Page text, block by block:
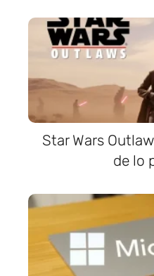
Star Wars
de lo